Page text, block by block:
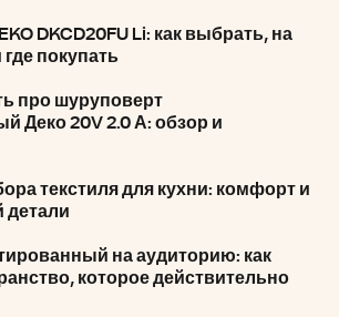
DKCD20FU Li: как выбрать, на
покупать
про шуруповерт
Деко 20V 2.0 А: обзор и
текстиля для кухни: комфорт и
детали
на аудиторию: как
которое действительно